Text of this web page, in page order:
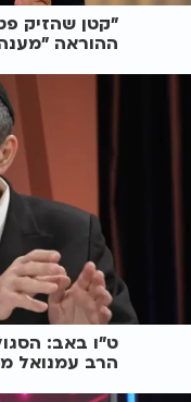
"קטן שהזיק
ההוראה
ט"ו באב:
הרב עמנואל